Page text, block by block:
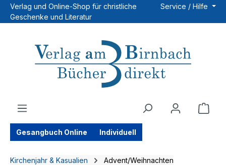
Zum Hauptinhalt springen
Verlag und Online-Shop für christliche
Geschenke und Literatur
Service / Hilfe
Gesangbuch Online Individuell
Kirchenjahr & Kasualien Advent/Weihnachten